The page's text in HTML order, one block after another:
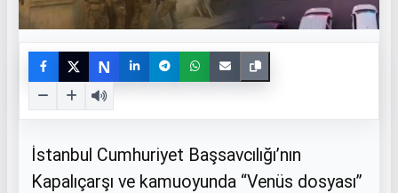
N
İstanbul Cumhuriyet Başsavcılığı’nın
Kapalıçarşı ve kamuoyunda “Venüs dosyası”